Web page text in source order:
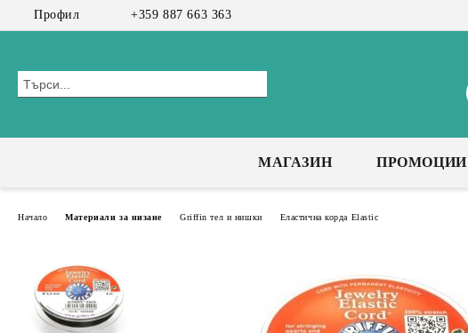
Профил +359 887 663 363
МАГАЗИН ПРОМОЦИИ
Начало Материали за низане Griffin тел и нишки Еластична корда Elastic